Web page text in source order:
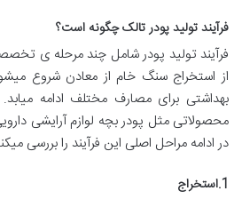
فرآیند تولید پودر تالک چگونه است؟
فرآیند تولید پودر شامل چند مرحله ی
از استخراج سنگ خام از معادن شروع
بهداشتی برای مصارف مختلف ادامه میابد.
محصولاتی مثل پودر بچه لوازم آرایشی
در ادامه مراحل اصلی این فرآیند را بررسی
1.استخراج